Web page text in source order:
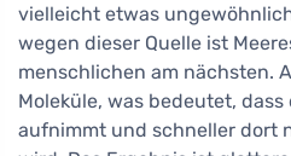
vielleicht etwas
wegen dieser Quelle ist
menschlichen am nächsten.
Moleküle, was bedeutet,
aufnimmt und schneller dort